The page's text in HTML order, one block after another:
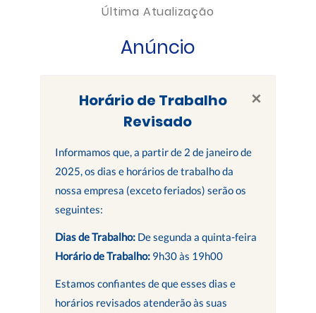
Última Atualização
Anúncio
×
Horário de Trabalho
Revisado
Informamos que, a partir de 2 de janeiro de
2025, os dias e horários de trabalho da
nossa empresa (exceto feriados) serão os
seguintes:
Dias de Trabalho:De segunda a quinta-feira
Horário de Trabalho: 9h30 às 19h00
Estamos confiantes de que esses dias e
horários revisados atenderão às suas